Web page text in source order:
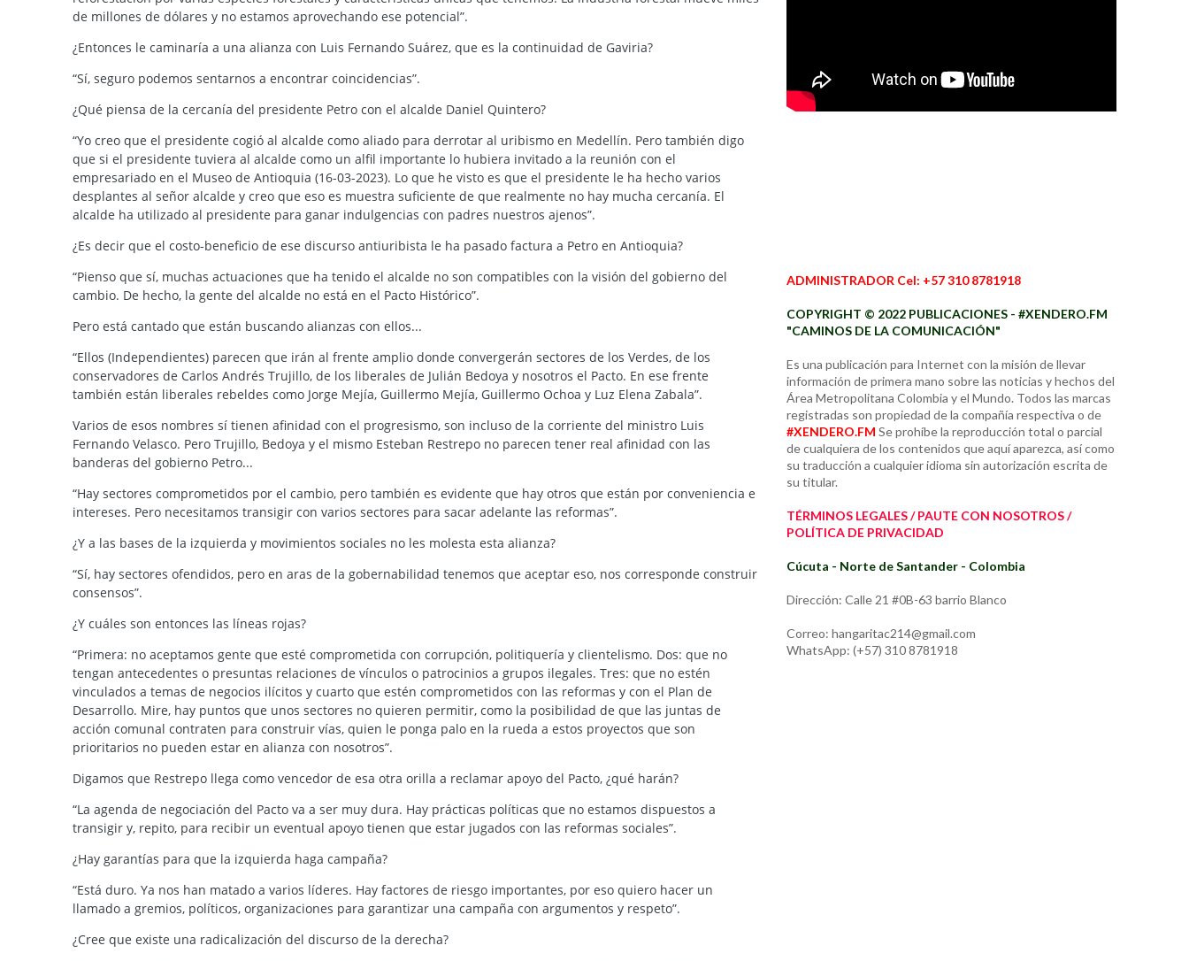
de millones de dólares y no estamos aprovechando ese potencial”.
¿Entonces le caminaría a una alianza con Luis Fernando Suárez, que es la continuidad de Gaviria?
“Sí, seguro podemos sentarnos a encontrar coincidencias”.
¿Qué piensa de la cercanía del presidente Petro con el alcalde Daniel Quintero?
“Yo creo que el presidente cogió al alcalde como aliado para derrotar al uribismo en Medellín. Pero también digo
que si el presidente tuviera al alcalde como un alfil importante lo hubiera invitado a la reunión con el
empresariado en el Museo de Antioquia (16-03-2023). Lo que he visto es que el presidente le ha hecho varios
desplantes al señor alcalde y creo que eso es muestra suficiente de que realmente no hay mucha cercanía. El
alcalde ha utilizado al presidente para ganar indulgencias con padres nuestros ajenos”.
¿Es decir que el costo-beneficio de ese discurso antiuribista le ha pasado factura a Petro en Antioquia?
“Pienso que sí, muchas actuaciones que ha tenido el alcalde no son compatibles con la visión del gobierno del
cambio. De hecho, la gente del alcalde no está en el Pacto Histórico”.
Pero está cantado que están buscando alianzas con ellos...
“Ellos (Independientes) parecen que irán al frente amplio donde convergerán sectores de los Verdes, de los
conservadores de Carlos Andrés Trujillo, de los liberales de Julián Bedoya y nosotros el Pacto. En ese frente
también están liberales rebeldes como Jorge Mejía, Guillermo Mejía, Guillermo Ochoa y Luz Elena Zabala”.
Varios de esos nombres sí tienen afinidad con el progresismo, son incluso de la corriente del ministro Luis
Fernando Velasco. Pero Trujillo, Bedoya y el mismo Esteban Restrepo no parecen tener real afinidad con las
banderas del gobierno Petro...
“Hay sectores comprometidos por el cambio, pero también es evidente que hay otros que están por conveniencia e
intereses. Pero necesitamos transigir con varios sectores para sacar adelante las reformas”.
¿Y a las bases de la izquierda y movimientos sociales no les molesta esta alianza?
“Sí, hay sectores ofendidos, pero en aras de la gobernabilidad tenemos que aceptar eso, nos corresponde construir
consensos”.
¿Y cuáles son entonces las líneas rojas?
“Primera: no aceptamos gente que esté comprometida con corrupción, politiquería y clientelismo. Dos: que no
tengan antecedentes o presuntas relaciones de vínculos o patrocinios a grupos ilegales. Tres: que no estén
vinculados a temas de negocios ilícitos y cuarto que estén comprometidos con las reformas y con el Plan de
Desarrollo. Mire, hay puntos que unos sectores no quieren permitir, como la posibilidad de que las juntas de
acción comunal contraten para construir vías, quien le ponga palo en la rueda a estos proyectos que son
prioritarios no pueden estar en alianza con nosotros”.
Digamos que Restrepo llega como vencedor de esa otra orilla a reclamar apoyo del Pacto, ¿qué harán?
“La agenda de negociación del Pacto va a ser muy dura. Hay prácticas políticas que no estamos dispuestos a
transigir y, repito, para recibir un eventual apoyo tienen que estar jugados con las reformas sociales”.
¿Hay garantías para que la izquierda haga campaña?
“Está duro. Ya nos han matado a varios líderes. Hay factores de riesgo importantes, por eso quiero hacer un
llamado a gremios, políticos, organizaciones para garantizar una campaña con argumentos y respeto”.
¿Cree que existe una radicalización del discurso de la derecha?
ADMINISTRADOR Cel: +57 310 8781918
COPYRIGHT © 2022 PUBLICACIONES - #XENDERO.FM
"CAMINOS DE LA COMUNICACIÓN"
Es una publicación para Internet con la misión de llevar
información de primera mano sobre las noticias y hechos del
Área Metropolitana Colombia y el Mundo. Todos las marcas
registradas son propiedad de la compañía respectiva o de
#XENDERO.FM Se prohíbe la reproducción total o parcial
de cualquiera de los contenidos que aquí aparezca, así como
su traducción a cualquier idioma sin autorización escrita de
su titular.
TÉRMINOS LEGALES / PAUTE CON NOSOTROS /
POLÍTICA DE PRIVACIDAD
Cúcuta - Norte de Santander - Colombia
Dirección: Calle 21 #0B-63 barrio Blanco
Correo: hangaritac214@gmail.com
WhatsApp: (+57) 310 8781918